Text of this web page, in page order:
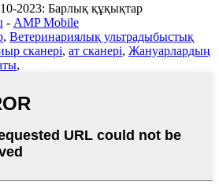
2023: Барлық құқықтар
- AMP Mobile
, Ветеринариялық ультрадыбыстық
сканері, ат сканері, Жануарлардың
,